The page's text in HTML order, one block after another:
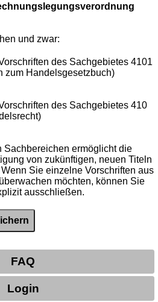
und zwar:
des Sachgebietes 4101
zum Handelsgesetzbuch)
des Sachgebietes 410
Sachbereichen ermöglicht die
von zukünftigen, neuen Titeln
Sie einzelne Vorschriften aus
möchten, können Sie
ausschließen.
FAQ
Login